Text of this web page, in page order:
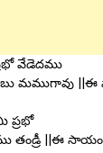
వేడెదము
మముగావు
ప్రభో
తండ్రీ ||ఈ